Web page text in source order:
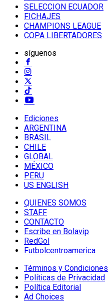
SELECCION ECUADOR
FICHAJES
CHAMPIONS LEAGUE
COPA LIBERTADORES
síguenos
Ediciones
ARGENTINA
BRASIL
CHILE
GLOBAL
MÉXICO
PERU
US ENGLISH
QUIENES SOMOS
STAFF
CONTACTO
Escribe en Bolavip
RedGol
Futbolcentroamerica
Términos y Condiciones
Políticas de Privacidad
Política Editorial
Ad Choices